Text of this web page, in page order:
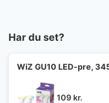
Har du set?
WiZ GU10 LED-pre,
109 kr.